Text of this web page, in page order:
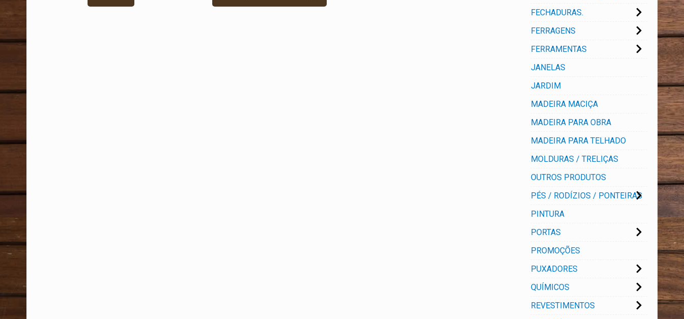
FECHADURAS.
FERRAGENS
FERRAMENTAS
JANELAS
JARDIM
MADEIRA MACIÇA
MADEIRA PARA OBRA
MADEIRA PARA TELHADO
MOLDURAS / TRELIÇAS
OUTROS PRODUTOS
PÉS / RODÍZIOS / PONTEIRAS
PINTURA
PORTAS
PROMOÇÕES
PUXADORES
QUÍMICOS
REVESTIMENTOS